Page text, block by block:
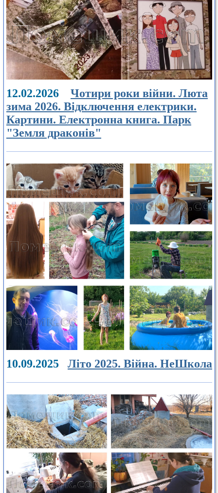
12.02.2026 Чотири роки війни. Люта
зима 2026. Відключення електрики.
Картини. Електронна книга. Парк
"Земля драконів"
10.09.2025 Літо 2025. Війна. НеШкола